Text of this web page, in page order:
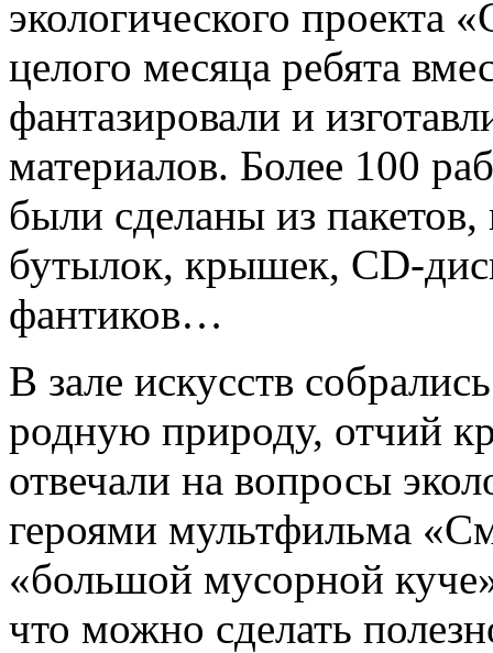
экологического проекта
целого месяца ребята
фантазировали и
материалов. Более 100
были сделаны из
бутылок, крышек, CD-
фантиков…
В зале искусств
родную природу, отчий
отвечали на вопросы
героями мультфильма
«большой мусорной
что можно сделать